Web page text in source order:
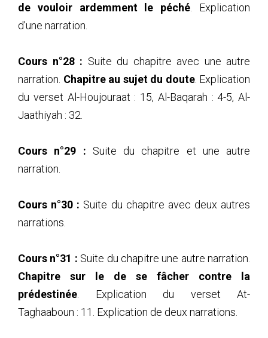
de vouloir ardemment le péché . Explication
d’une narration.
Cours n°28 : Suite du chapitre avec une autre
narration. Chapitre au sujet du doute. Explication
du verset Al-Houjouraat : 15, Al-Baqarah : 4-5, Al-
Jaathiyah : 32.
Cours n°29 : Suite du chapitre et une autre
narration.
Cours n°30 : Suite du chapitre avec deux autres
narrations.
Cours n°31 : Suite du chapitre une autre narration.
Chapitre sur le de se fâcher contre la
prédestinée . Explication du verset At-
Taghaaboun : 11. Explication de deux narrations.